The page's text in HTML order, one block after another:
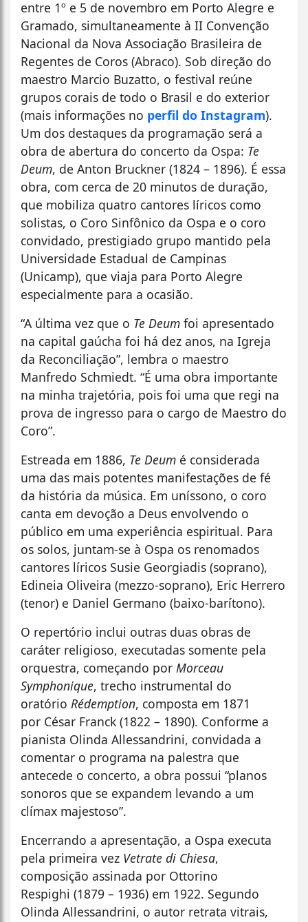
entre 1º e 5 de novembro em Porto Alegre e
Gramado, simultaneamente à II Convenção
Nacional da Nova Associação Brasileira de
Regentes de Coros (Abraco). Sob direção do
maestro Marcio Buzatto, o festival reúne
grupos corais de todo o Brasil e do exterior
(mais informações no perfil do Instagram).
Um dos destaques da programação será a
obra de abertura do concerto da Ospa: Te
Deum, de Anton Bruckner (1824 – 1896). É essa
obra, com cerca de 20 minutos de duração,
que mobiliza quatro cantores líricos como
solistas, o Coro Sinfônico da Ospa e o coro
convidado, prestigiado grupo mantido pela
Universidade Estadual de Campinas
(Unicamp), que viaja para Porto Alegre
especialmente para a ocasião.
“A última vez que o Te Deum foi apresentado
na capital gaúcha foi há dez anos, na Igreja
da Reconciliação”, lembra o maestro
Manfredo Schmiedt. “É uma obra importante
na minha trajetória, pois foi uma que regi na
prova de ingresso para o cargo de Maestro do
Coro”.
Estreada em 1886, Te Deum é considerada
uma das mais potentes manifestações de fé
da história da música. Em uníssono, o coro
canta em devoção a Deus envolvendo o
público em uma experiência espiritual. Para
os solos, juntam-se à Ospa os renomados
cantores líricos Susie Georgiadis (soprano),
Edineia Oliveira (mezzo-soprano), Eric Herrero
(tenor) e Daniel Germano (baixo-barítono).
O repertório inclui outras duas obras de
caráter religioso, executadas somente pela
orquestra, começando por Morceau
Symphonique, trecho instrumental do
oratório Rédemption, composta em 1871
por César Franck (1822 – 1890). Conforme a
pianista Olinda Allessandrini, convidada a
comentar o programa na palestra que
antecede o concerto, a obra possui “planos
sonoros que se expandem levando a um
clímax majestoso”.
Encerrando a apresentação, a Ospa executa
pela primeira vez Vetrate di Chiesa,
composição assinada por Ottorino
Respighi (1879 – 1936) em 1922. Segundo
Olinda Allessandrini, o autor retrata vitrais,